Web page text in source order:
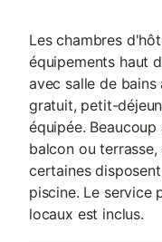
Les chambres
équipements haut
avec salle de
gratuit, petit-
équipée.
balcon ou
certaines
piscine. Le service
locaux est inclus.